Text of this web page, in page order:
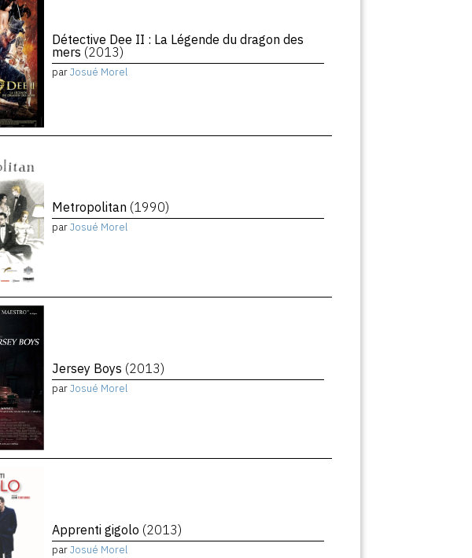
Détective Dee II : La Légende du dragon des
mers (2013)
parJosué Morel
Metropolitan (1990)
parJosué Morel
Jersey Boys (2013)
parJosué Morel
Apprenti gigolo (2013)
parJosué Morel